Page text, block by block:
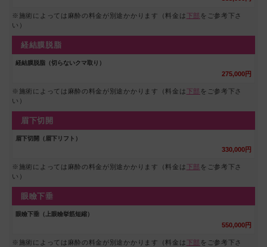
※施術によっては麻酔の料金が別途かかります（料金は 下部 をご参考下さ
い）
経結膜脱脂
経結膜脱脂（切らないクマ取り）
275,000円
※施術によっては麻酔の料金が別途かかります（料金は 下部 をご参考下さ
い）
眉下切開
眉下切開（眉下リフト）
330,000円
※施術によっては麻酔の料金が別途かかります（料金は 下部 をご参考下さ
い）
眼瞼下垂
眼瞼下垂（上眼瞼挙筋短縮）
550,000円
※施術によっては麻酔の料金が別途かかります（料金は 下部 をご参考下さ